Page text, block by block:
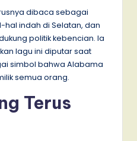
dibaca sebagai
indah di Selatan, dan
politik kebencian. Ia
lagu ini diputar saat
simbol bahwa Alabama
semua orang.
Terus